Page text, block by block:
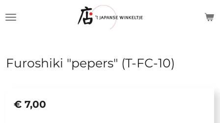
hoofdinhoud
Furoshiki "pepers" (T-FC-10)
€ 7,00